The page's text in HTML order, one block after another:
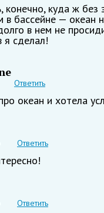
конечно, куда ж без
в бассейне — океан
в нем не
я сделал!
Ответить
океан и хотела
Ответить
Ответить